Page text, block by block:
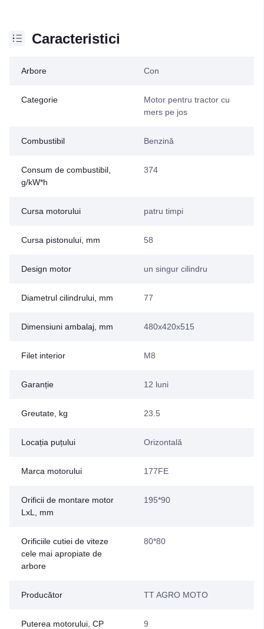
Caracteristici
Arbore Con
Categorie
Motor pentru tractor cu
mers pe jos
Combustibil Benzină
Consum de combustibil,
g/kW*h
374
Cursa motorului patru timpi
Cursa pistonului, mm 58
Design motor un singur cilindru
Diametrul cilindrului, mm 77
Dimensiuni ambalaj, mm 480x420x515
Filet interior M8
Garanție 12 luni
Greutate, kg 23.5
Locația puțului Orizontală
Marca motorului 177FE
Orificii de montare motor
LxL, mm
195*90
Orificiile cutiei de viteze
cele mai apropiate de
arbore
80*80
Producător TT AGRO MOTO
Puterea motorului, CP 9